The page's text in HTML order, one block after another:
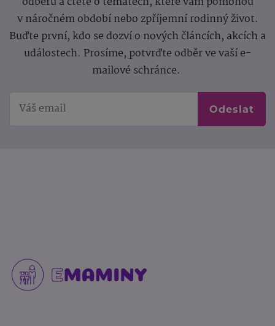
v náročném období nebo zpříjemní rodinný život.
Buďte první, kdo se dozví o nových článcích, akcích a
událostech. Prosíme, potvrďte odběr ve vaší e-
mailové schránce.
Odeslat